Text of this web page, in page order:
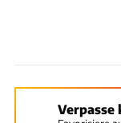
Verpasse